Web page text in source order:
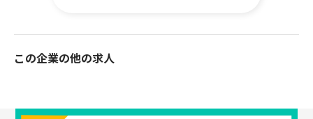
この企業の他の求人